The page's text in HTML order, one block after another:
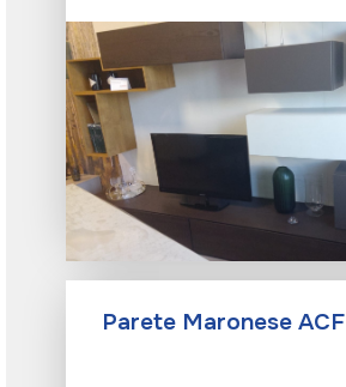
Parete Maronese ACF